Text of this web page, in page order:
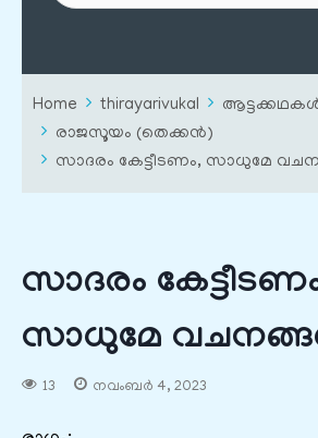
Home thirayarivukal
രാജസൂയം (തെക്കൻ)
സാദരം കേട്ടീടണം, സാധുമേ
സാദരം
സാധുമേ
13 നവംബർ 4, 2023